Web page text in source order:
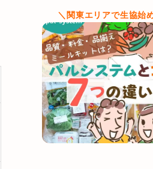
＼関東エリアで生協始